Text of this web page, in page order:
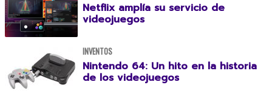
Netflix amplía su servicio de
videojuegos
INVENTOS
Nintendo 64: Un hito en la historia
de los videojuegos